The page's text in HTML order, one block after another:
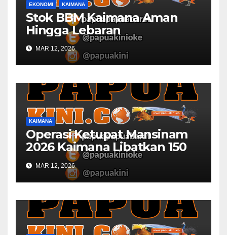
EKONOMI KAIMANA
Stok BBM Kaimana Aman
Hingga Lebaran
MAR 12, 2026
KAIMANA
Operasi Ketupat Mansinam
2026 Kaimana Libatkan 150
Personil Gabungan
MAR 12, 2026